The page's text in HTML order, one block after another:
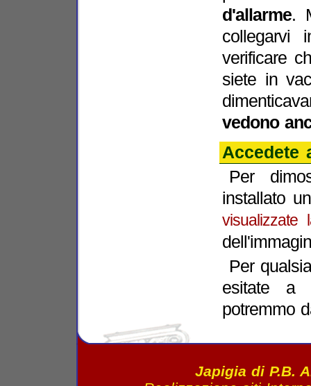
d'allarme.
collegarvi
verificare
siete in
vedono
Accedete
Per
installato
visualizzate
Per
esitate a
potremmo
Japigia di P.B.